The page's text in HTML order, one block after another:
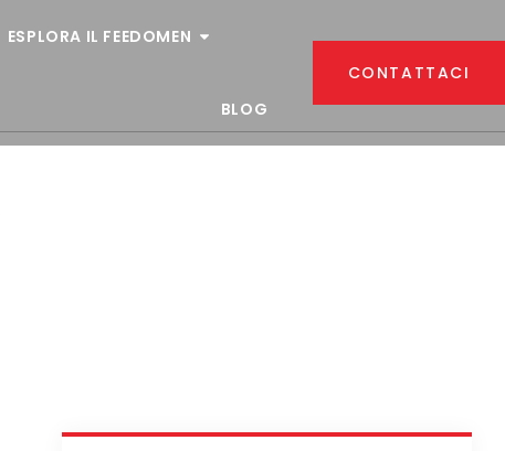
ESPLORA IL FEEDOMEN
BLOG
CONTATTACI